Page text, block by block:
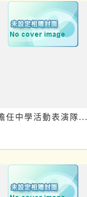
任中學活動表演隊...